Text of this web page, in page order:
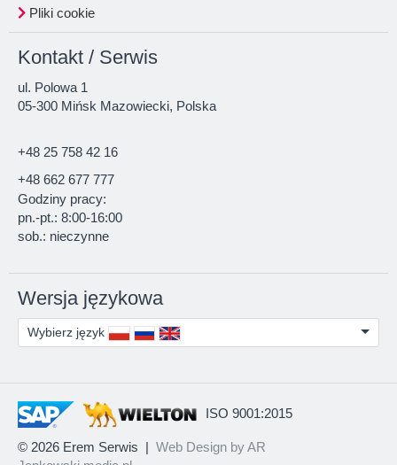
Pliki cookie
Kontakt / Serwis
ul. Polowa 1
05-300 Mińsk Mazowiecki, Polska
+48 25 758 42 16
+48 662 677 777
Godziny pracy:
pn.-pt.: 8:00-16:00
sob.: nieczynne
Wersja językowa
Wybierz język
ISO 9001:2015
© 2026 Erem Serwis
Web Design by AR